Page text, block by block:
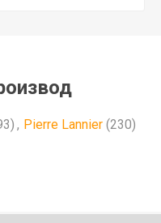
, Pierre Lannier (230)